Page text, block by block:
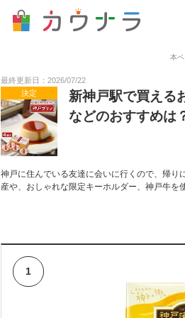
本
最終更新日：2026/07/22
決定
新神戸駅で買える
などのおすすめは
神戸に住んでいる友達に会いに行くので、帰
産や、おしゃれな限定キーホルダー、神戸牛
1